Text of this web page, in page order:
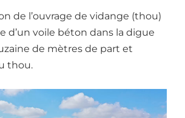
de l’ouvrage de vidange (thou)
d’un voile béton dans la digue
de mètres de part et
thou.